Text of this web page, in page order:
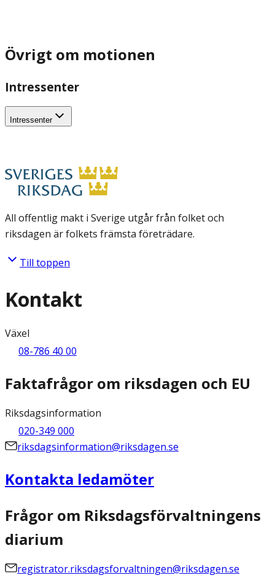
Övrigt om motionen
Intressenter
Intressenter
All offentlig makt i Sverige utgår från folket och
riksdagen är folkets främsta företrädare.
Till toppen
Kontakt
Växel
08-786 40 00
Faktafrågor om riksdagen och EU
Riksdagsinformation
020-349 000
riksdagsinformation@riksdagen.se
Kontakta ledamöter
Frågor om Riksdagsförvaltningens
diarium
registrator.riksdagsforvaltningen@riksdagen.se